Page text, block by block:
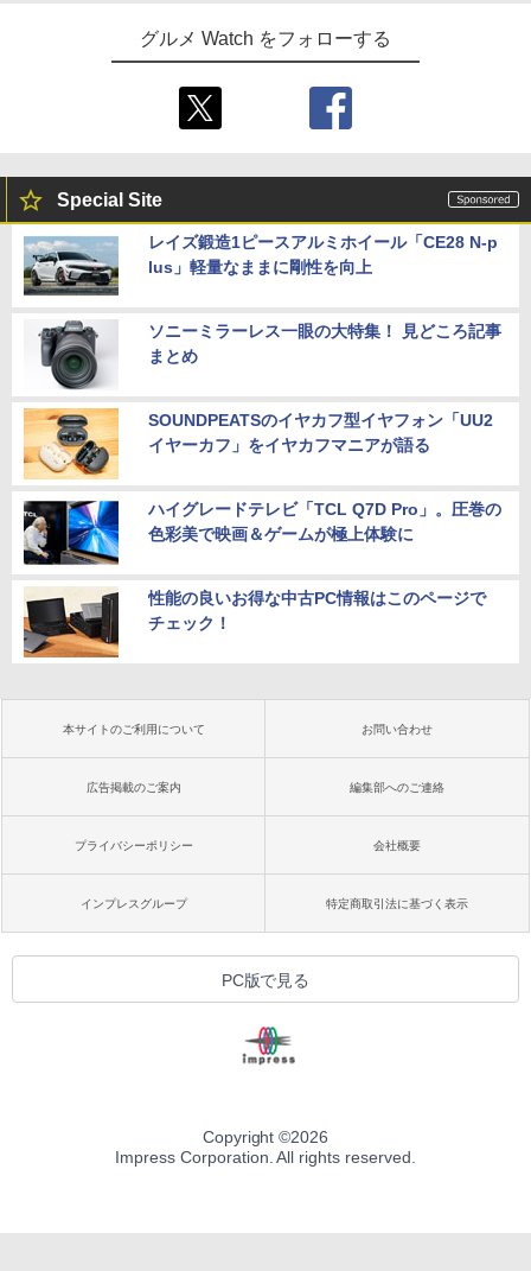
グルメ Watch をフォローする
Special Site
レイズ鍛造1ピースアルミホイール「CE28 N-p
lus」軽量なままに剛性を向上
ソニーミラーレス一眼の大特集！ 見どころ記事
まとめ
SOUNDPEATSのイヤカフ型イヤフォン「UU2
イヤーカフ」をイヤカフマニアが語る
ハイグレードテレビ「TCL Q7D Pro」。圧巻の
色彩美で映画＆ゲームが極上体験に
性能の良いお得な中古PC情報はこのページで
チェック！
本サイトのご利用について お問い合わせ
広告掲載のご案内 編集部へのご連絡
プライバシーポリシー 会社概要
インプレスグループ 特定商取引法に基づく表示
PC版で見る
Copyright ©2026
Impress Corporation. All rights reserved.